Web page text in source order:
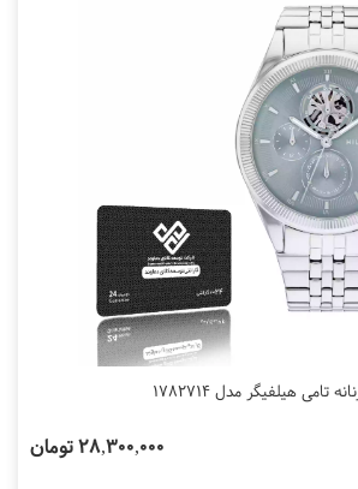
هیلفیگر مدل 1782714
28,300,000 تومان